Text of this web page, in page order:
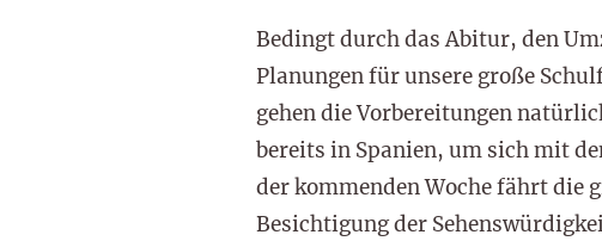
Bedingt durch das Abitur, den
Planungen für unsere große
gehen die Vorbereitungen
bereits in Spanien, um sich mit
der kommenden Woche fährt die
Besichtigung der